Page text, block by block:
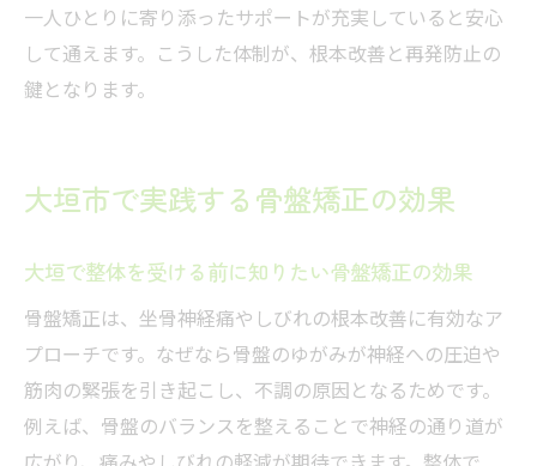
一人ひとりに寄り添ったサポートが充実していると安心
して通えます。こうした体制が、根本改善と再発防止の
鍵となります。
大垣市で実践する骨盤矯正の効果
大垣で整体を受ける前に知りたい骨盤矯正の効果
骨盤矯正は、坐骨神経痛やしびれの根本改善に有効なア
プローチです。なぜなら骨盤のゆがみが神経への圧迫や
筋肉の緊張を引き起こし、不調の原因となるためです。
例えば、骨盤のバランスを整えることで神経の通り道が